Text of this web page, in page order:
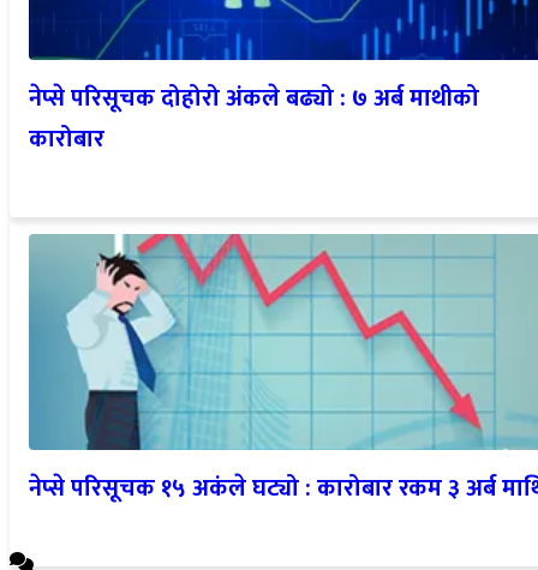
नेप्से परिसूचक दोहोरो अंकले बढ्यो : ७ अर्ब माथीको
कारोबार
नेप्से परिसूचक १५ अकंले घट्यो : कारोबार रकम ३ अर्ब